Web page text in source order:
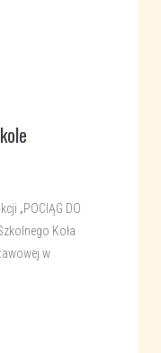
„POCIĄG DO
Koła
w